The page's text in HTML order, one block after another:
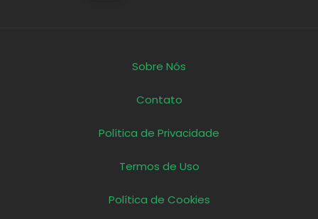
Sobre Nós
Contato
Política de Privacidade
Termos de Uso
Política de Cookies